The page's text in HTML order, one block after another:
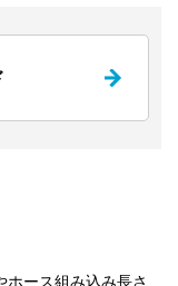
ース組み込み長さ